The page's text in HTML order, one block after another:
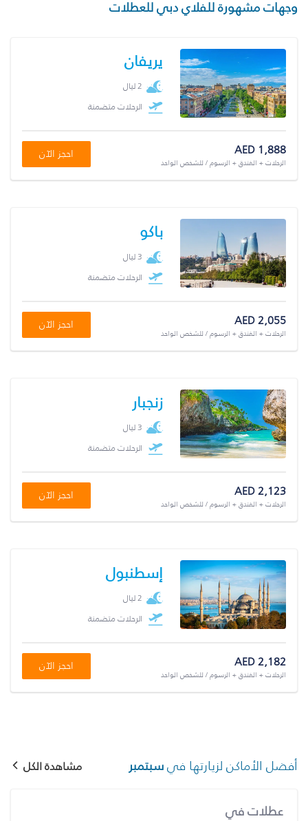
وجهات مشهورة للفلاي دبي للعطلات
يريفان
2 ليال
الرحلات متضمنة
AED 1,888
الرحلات + الفندق + الرسوم / للشخص الواحد
احجز الآن
باكو
3 ليال
الرحلات متضمنة
AED 2,055
الرحلات + الفندق + الرسوم / للشخص الواحد
احجز الآن
زنجبار
3 ليال
الرحلات متضمنة
AED 2,123
الرحلات + الفندق + الرسوم / للشخص الواحد
احجز الآن
إسطنبول
2 ليال
الرحلات متضمنة
AED 2,182
الرحلات + الفندق + الرسوم / للشخص الواحد
احجز الآن
أفضل الأماكن لزيارتها فيسبتمبر مشاهدة الكل
عطلات في